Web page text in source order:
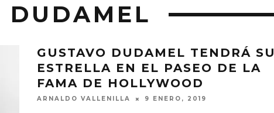
DUDAMEL
GUSTAVO DUDAMEL TENDRÁ SU
ESTRELLA EN EL PASEO DE LA
FAMA DE HOLLYWOOD
ARNALDO VALLENILLA 9 ENERO, 2019